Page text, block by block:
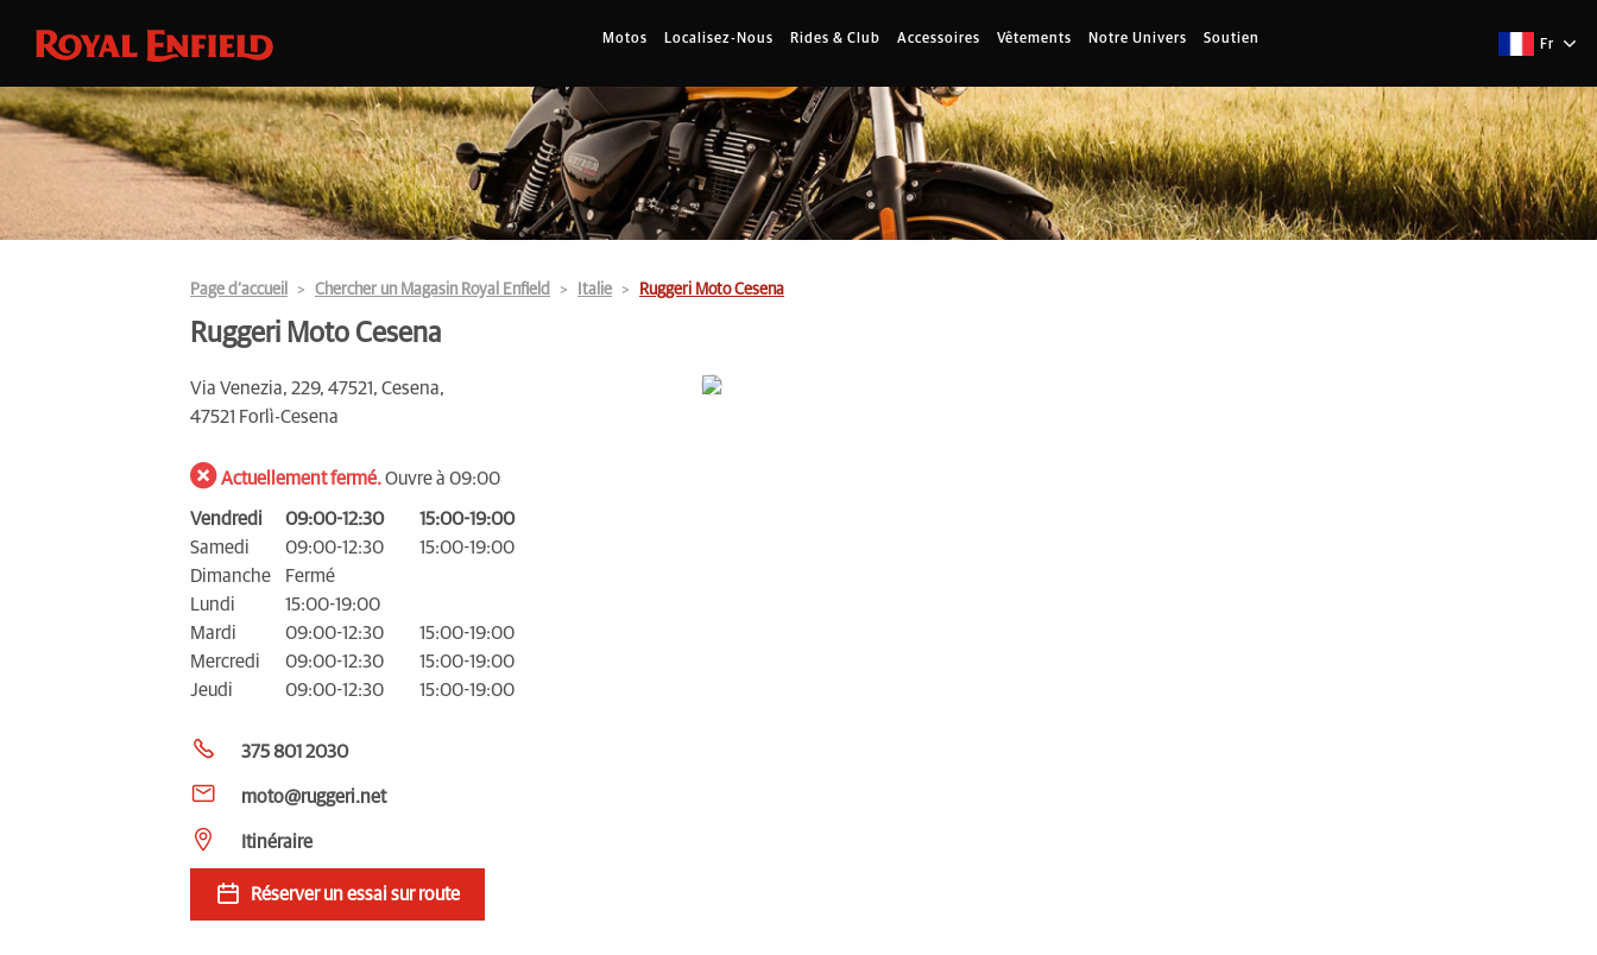
Motos Localisez-Nous Rides & Club Accessoires Vêtements Notre Univers Soutien Fr
Page d’accueil Chercher un Magasin Royal Enfield Italie Ruggeri Moto Cesena
Ruggeri Moto Cesena
Via Venezia, 229, 47521, Cesena,
47521 Forlì-Cesena
Actuellement fermé.Ouvre à 09:00
Vendredi 09:00-12:30
15:00-19:00
Samedi
09:00-12:30
15:00-19:00
Dimanche
Fermé
Lundi
15:00-19:00
Mardi
09:00-12:30
15:00-19:00
Mercredi
09:00-12:30
15:00-19:00
Jeudi
09:00-12:30 15:00-19:00
375 801 2030
moto@ruggeri.net
Itinéraire
Réserver un essai sur route